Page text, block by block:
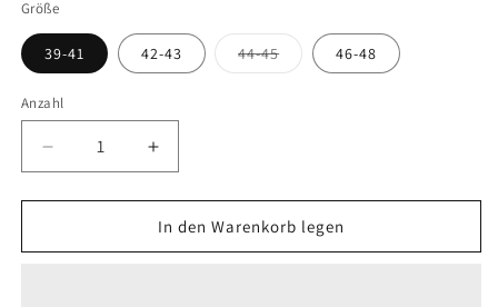
Größe
39-41 42-43 44-45Variante
ausverkauft
46-48
Anzahl
Verringere
die
Menge
FALKE
Erhöhe
die
Menge
für
FALKE
In den Warenkorb legen